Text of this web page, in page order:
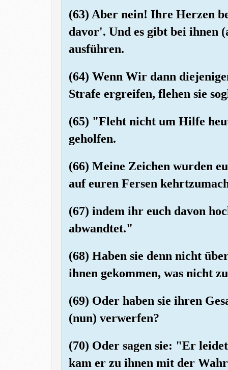
(63) Aber nein! Ihre Herzen
davor'. Und es gibt bei ihnen
ausführen.
(64) Wenn Wir dann
Strafe ergreifen, flehen sie
(65) "Fleht nicht um Hilfe
geholfen.
(66) Meine Zeichen wurden
auf euren Fersen
(67) indem ihr euch davon
abwandtet."
(68) Haben sie denn nicht
ihnen gekommen, was nicht
(69) Oder haben sie ihren
(nun) verwerfen?
(70) Oder sagen sie: "Er
kam er zu ihnen mit der